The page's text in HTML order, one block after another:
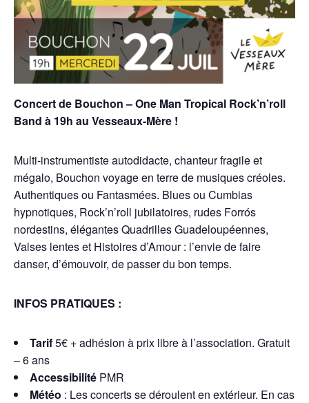
Concert de Bouchon –One Man Tropical Rock’n’roll
Band à 19h au Vesseaux-Mère !
Multi-instrumentiste autodidacte, chanteur fragile et
mégalo, Bouchon voyage en terre de musiques créoles.
Authentiques ou Fantasmées. Blues ou Cumbias
hypnotiques, Rock’n’roll jubilatoires, rudes Forrós
nordestins, élégantes Quadrilles Guadeloupéennes,
Valses lentes et Histoires d’Amour : l’envie de faire
danser, d’émouvoir, de passer du bon temps.
INFOS PRATIQUES :
Tarif5€ + adhésion à prix libre à l’association. Gratuit
– 6 ans
Accessibilité PMR
Météo : Les concerts se déroulent en extérieur. En cas